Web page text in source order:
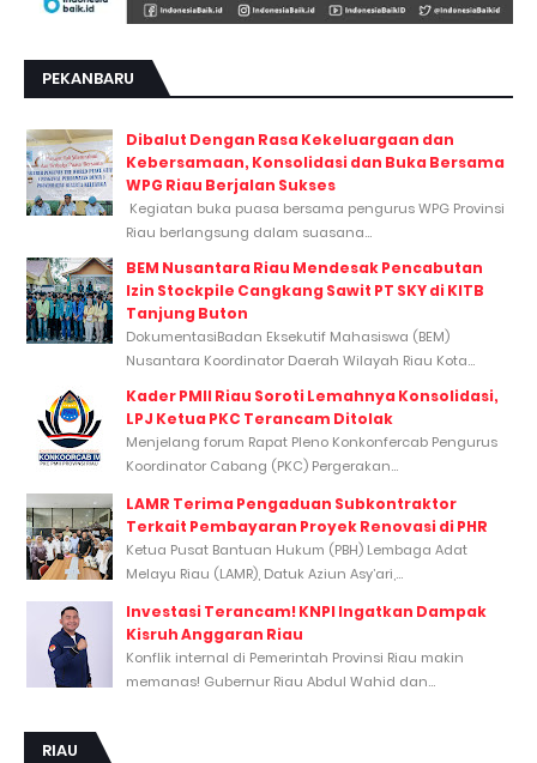
PEKANBARU
Dibalut Dengan Rasa Kekeluargaan dan
Kebersamaan, Konsolidasi dan Buka Bersama
WPG Riau Berjalan Sukses
Kegiatan buka puasa bersama pengurus WPG Provinsi
Riau berlangsung dalam suasana...
BEM Nusantara Riau Mendesak Pencabutan
Izin Stockpile Cangkang Sawit PT SKY di KITB
Tanjung Buton
DokumentasiBadan Eksekutif Mahasiswa (BEM)
Nusantara Koordinator Daerah Wilayah Riau Kota...
Kader PMII Riau Soroti Lemahnya Konsolidasi,
LPJ Ketua PKC Terancam Ditolak
Menjelang forum Rapat Pleno Konkonfercab Pengurus
Koordinator Cabang (PKC) Pergerakan...
LAMR Terima Pengaduan Subkontraktor
Terkait Pembayaran Proyek Renovasi di PHR
Ketua Pusat Bantuan Hukum (PBH) Lembaga Adat
Melayu Riau (LAMR), Datuk Aziun Asy’ari,...
Investasi Terancam! KNPI Ingatkan Dampak
Kisruh Anggaran Riau
Konflik internal di Pemerintah Provinsi Riau makin
memanas! Gubernur Riau Abdul Wahid dan...
RIAU